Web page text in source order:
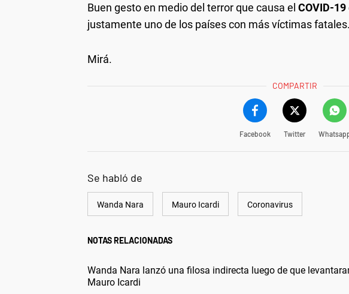
Buen gesto en medio del terror que causa el COVID-19
justamente uno de los países con más víctimas fatales.
Mirá.
COMPARTIR
Facebook Twitter
Se habló de
Wanda Nara Mauro Icardi Coronavirus
NOTAS RELACIONADAS
Wanda Nara lanzó una filosa indirecta luego de que
Mauro Icardi